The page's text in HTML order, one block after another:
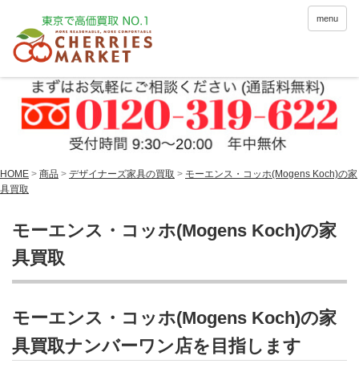
menu
HOME > 商品 > デザイナーズ家具の買取 > モーエンス・コッホ(Mogens Koch)の家
具買取
モーエンス・コッホ(Mogens Koch)の家
具買取
モーエンス・コッホ(Mogens Koch)の家
具買取ナンバーワン店を目指します